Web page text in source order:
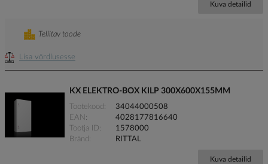
Kuva detailid
Lisa võrdlusesse
Tellitav toode
KX ELEKTRO-BOX KILP 300X600X155MM
Tootekood
34044000508
EAN
4028177816640
Tootja ID
1578000
Bränd
RITTAL
Kuva detailid